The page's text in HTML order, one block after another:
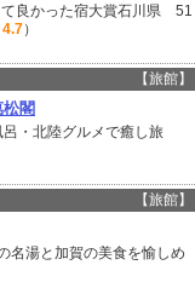
良かった宿大賞石川県 51
4.7）
【旅館】
閣
呂・北陸グルメで癒し旅
【旅館】
名湯と加賀の美食を愉しめ